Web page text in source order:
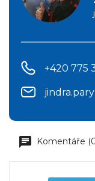
+420 775
Komentáře